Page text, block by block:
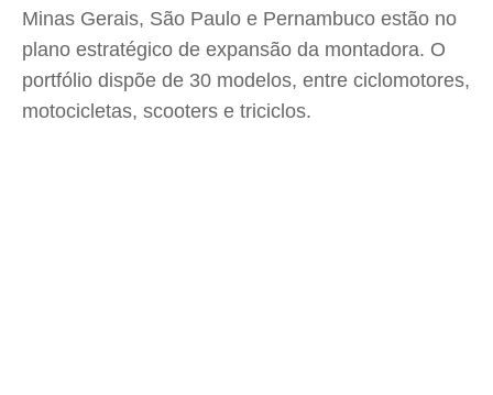
Minas Gerais, São Paulo e Pernambuco estão no
plano estratégico de expansão da montadora. O
portfólio dispõe de 30 modelos, entre ciclomotores,
motocicletas, scooters e triciclos.